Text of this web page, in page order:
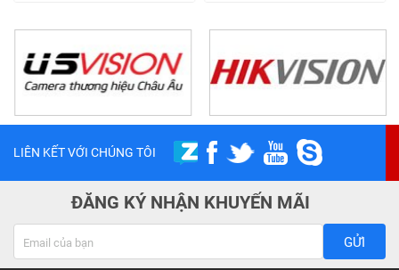
LIÊN KẾT VỚI CHÚNG TÔI
ĐĂNG KÝ NHẬN KHUYẾN MÃI
GỬI